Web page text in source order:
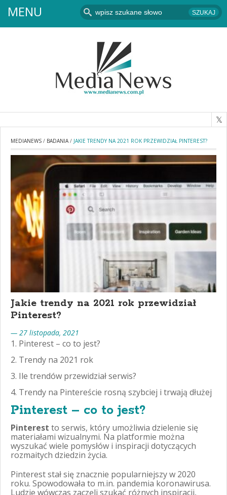
MENU
MEDIANEWS / BADANIA/ JAKIE TRENDY NA 2021 ROK PRZEWIDZIAŁ PINTEREST?
Jakie trendy na 2021 rok przewidział
Pinterest?
— 27 listopada, 2021
Pinterest – co to jest?
Trendy na 2021 rok
Ile trendów przewidział serwis?
Trendy na Pintereście rosną szybciej i trwają dłużej
Pinterest – co to jest?
Pinterest to serwis, który umożliwia dzielenie się
materiałami wizualnymi. Na platformie można
wyszukać wiele pomysłów i inspiracji dotyczących
rozmaitych dziedzin życia.
Pinterest stał się znacznie popularniejszy w 2020
roku. Spowodowała to m.in. pandemia koronawirusa.
Ludzie wówczas zaczęli szukać różnych inspiracji,